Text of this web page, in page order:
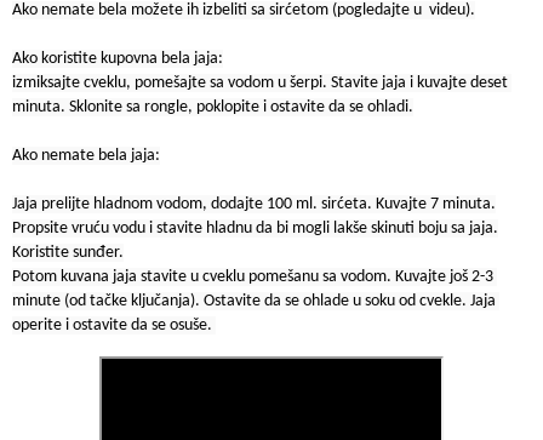
Ako nemate bela možete ih izbeliti sa sirćetom (pogledajte u  videu).
Ako koristite kupovna bela jaja:
izmiksajte cveklu, pomešajte sa vodom u šerpi. Stavite jaja i kuvajte deset
minuta. Sklonite sa rongle, poklopite i ostavite da se ohladi.
Ako nemate bela jaja:
Jaja prelijte hladnom vodom, dodajte 100 ml. sirćeta. Kuvajte 7 minuta.
Propsite vruću vodu i stavite hladnu da bi mogli lakše skinuti boju sa jaja.
Koristite sunđer.
Potom kuvana jaja stavite u cveklu pomešanu sa vodom. Kuvajte još 2-3
minute (od tačke ključanja). Ostavite da se ohlade u soku od cvekle. Jaja